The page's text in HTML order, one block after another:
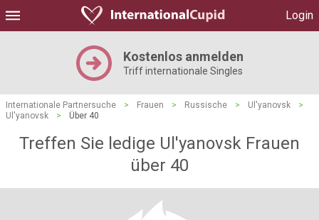
Login
Kostenlos anmelden
Triff internationale Singles
Internationale Partnersuche > Frauen > Russische > Ul'yanovsk
>
Ul'yanovsk
> Über 40
Treffen Sie ledige Ul'yanovsk Frauen
über 40